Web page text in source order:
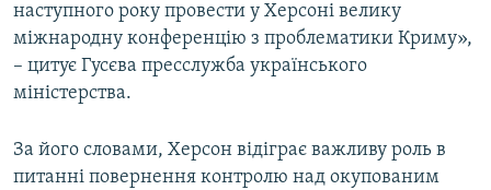
наступного року провести у Херсоні велику
міжнародну конференцію з проблематики Криму»,
– цитує Гусєва пресслужба українського
міністерства.
За його словами, Херсон відіграє важливу роль в
питанні повернення контролю над окупованим